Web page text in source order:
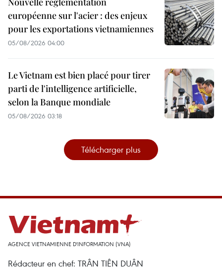
européenne sur l'acier : des enjeux
pour les exportations vietnamiennes
05/08/2026 04:00
Le Vietnam est bien placé pour tirer
parti de l'intelligence artificielle,
selon la Banque mondiale
05/08/2026 03:18
Télécharger plus
AGENCE VIETNAMIENNE D'INFORMATION (VNA)
Rédacteur en chef: TRÂN TIÊN DUÂN